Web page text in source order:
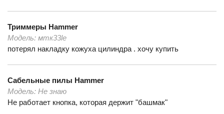
Триммеры Hammer
Модель: мтк33le
потерял накладку кожуха цилиндра . хочу купить
Сабельные пилы Hammer
Модель: Не знаю
Не работает кнопка, которая держит "башмак"